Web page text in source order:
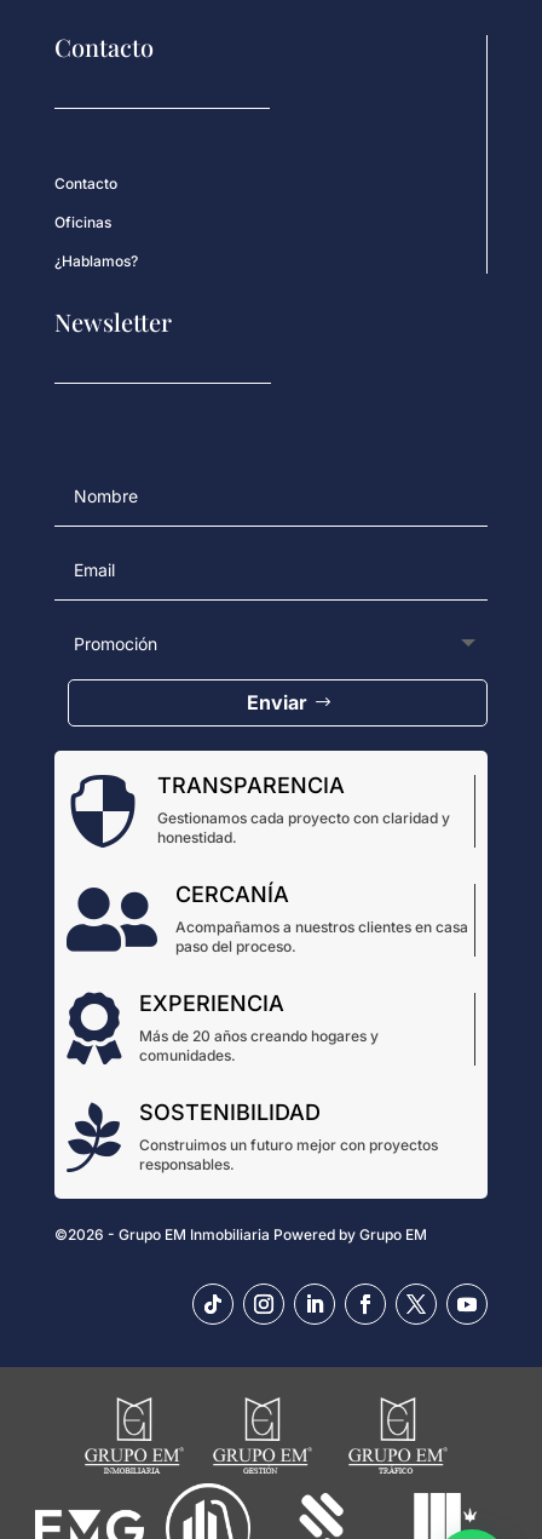
Contacto
Contacto
Oficinas
¿Hablamos?
Newsletter
Enviar
 TRANSPARENCIA
Gestionamos cada proyecto con claridad y
honestidad.
 CERCANÍA
Acompañamos a nuestros clientes en casa
paso del proceso.
 EXPERIENCIA
Más de 20 años creando hogares y
comunidades.
 SOSTENIBILIDAD
Construimos un futuro mejor con proyectos
responsables.
©2026 - Grupo EM Inmobiliaria Powered by Grupo EM